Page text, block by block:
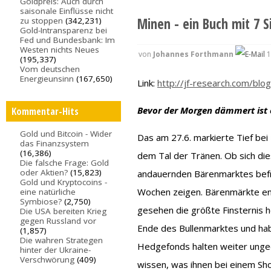
saisonale Einflüsse nicht
zu stoppen (342,231)
Gold-Intransparenz bei
Fed und Bundesbank: Im
Westen nichts Neues
(195,337)
Vom deutschen
Energieunsinn (167,650)
Kommentar-Hits
Gold und Bitcoin - Wider
das Finanzsystem
(16,386)
Die falsche Frage: Gold
oder Aktien? (15,823)
Gold und Kryptocoins -
eine natürliche
Symbiose? (2,750)
Die USA bereiten Krieg
gegen Russland vor
(1,857)
Die wahren Strategen
hinter der Ukraine-
Verschwörung (409)
Minen - ein Buch mit 7
von Johannes Forthmann
Link:http://jf-research.com/
Bevor der Morgen dämmert
Das am 27.6. markierte Tief
dem Tal der Tränen. Ob sich
andauernden Bärenmarktes
Wochen zeigen. Bärenmärkte
gesehen die größte Finsternis
Ende des Bullenmarktes und
Hedgefonds halten weiter
wissen, was ihnen bei einem